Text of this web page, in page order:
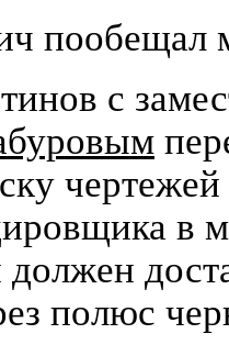
пообещал
с
в
должен
полюс